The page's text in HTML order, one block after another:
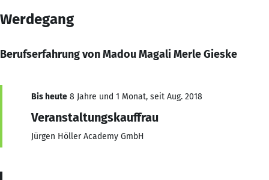
Werdegang
Berufserfahrung von Madou Magali Merle Gieske
Bis heute 8 Jahre und 1 Monat, seit Aug. 2018
Veranstaltungskauffrau
Jürgen Höller Academy GmbH